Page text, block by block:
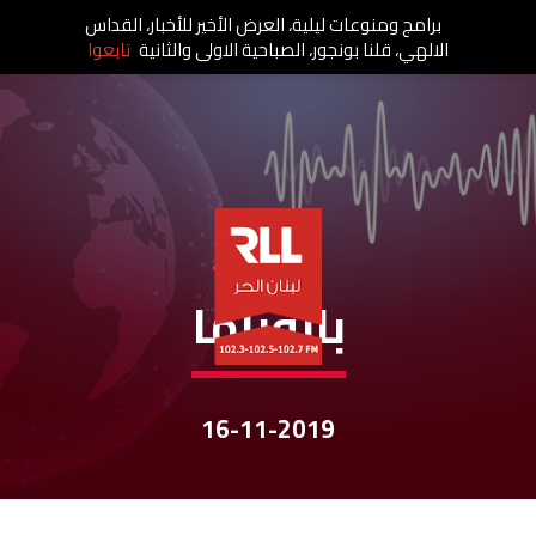
نشرات الأخبار
بانوراما
16-11-2019
برامج ومنوعات ليلية، العرض الأخير للأخبار، القداس
الالهي، قلنا بونجور، الصباحية الاولى والثانية تابعوا